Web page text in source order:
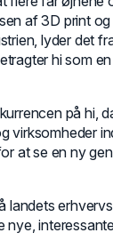
af 3D print
lyder det
hi som
på hi,
virksomheder
at se en ny
landets